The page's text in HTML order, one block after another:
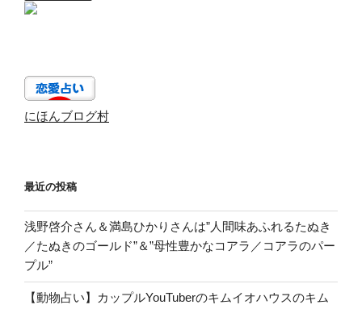
にほんブログ村
最近の投稿
浅野啓介さん＆満島ひかりさんは”人間味あふれるたぬき
／たぬきのゴールド”＆”母性豊かなコアラ／コアラのパー
プル”
【動物占い】カップルYouTuberのキムイオハウスのキム